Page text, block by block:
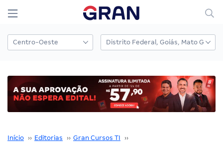
Início ›› Editorias ›› Gran Cursos TI ››